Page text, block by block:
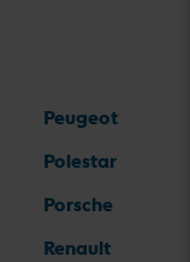
Peugeot
Polestar
Porsche
Renault